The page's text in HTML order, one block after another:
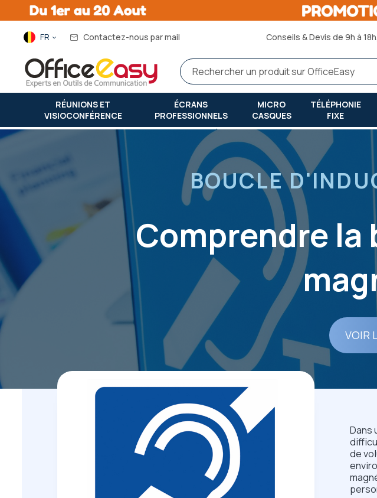
Langue
FR Contactez-nous par mail Conseils & Devis de 9h à
RÉUNIONS ET
VISIOCONFÉRENCE
ÉCRANS
PROFESSIONNELS
MICRO
CASQUES
TÉLÉPHONIE
FIXE
Accueil comprendre la boucle d'induction magnétique
BOUCLE
Comprendre
VOIR
Dans
de